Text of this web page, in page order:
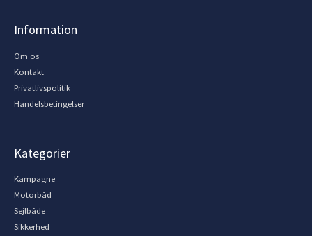
Information
Om os
Kontakt
Privatlivspolitik
Handelsbetingelser
Kategorier
Kampagne
Motorbåd
Sejlbåde
Sikkerhed